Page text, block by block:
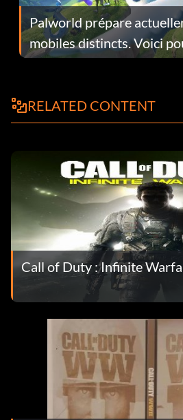
Palworld prépare
mobiles distincts. Voici
RELATED CONTENT
Call of Duty : Infinite